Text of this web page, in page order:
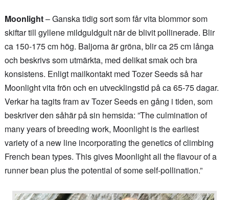
Moonlight– Ganska tidig sort som får vita blommor som
skiftar till gyllene mildguldgult när de blivit pollinerade. Blir
ca 150-175 cm hög. Baljorna är gröna, blir ca 25 cm långa
och beskrivs som utmärkta, med delikat smak och bra
konsistens. Enligt mailkontakt med Tozer Seeds så har
Moonlight vita frön och en utvecklingstid på ca 65-75 dagar.
Verkar ha tagits fram av Tozer Seeds en gång i tiden, som
beskriver den såhär på sin hemsida: ”The culmination of
many years of breeding work, Moonlight is the earliest
variety of a new line incorporating the genetics of climbing
French bean types. This gives Moonlight all the flavour of a
runner bean plus the potential of some self-pollination.”